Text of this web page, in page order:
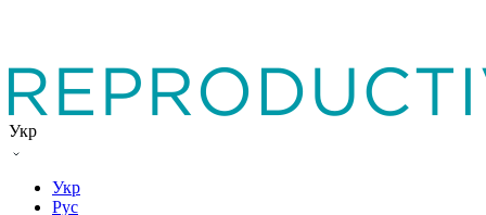
Укр
Укр
Рус